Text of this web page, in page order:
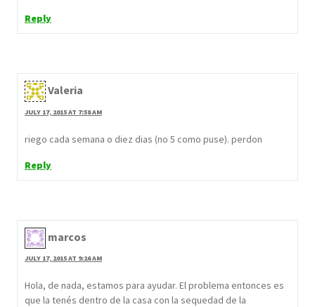
Reply
Valeria
JULY 17, 2015 AT 7:58 AM
riego cada semana o diez dias (no 5 como puse). perdon
Reply
marcos
JULY 17, 2015 AT 9:26 AM
Hola, de nada, estamos para ayudar. El problema entonces es
que la tenés dentro de la casa con la sequedad de la